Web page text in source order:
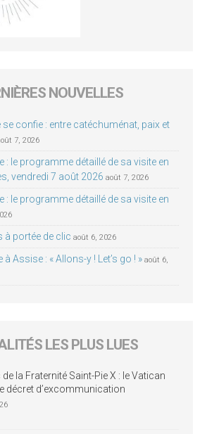
NOUVELLES
se confie : entre catéchuménat, paix et
7, 2026
: le programme détaillé de sa visite en
vendredi 7 août 2026 août 7, 2026
: le programme détaillé de sa visite en
à portée de clic août 6, 2026
Assise : « Allons-y ! Let’s go ! » août 6,
LES PLUS LUES
la Fraternité Saint-Pie X : le Vatican
décret d’excommunication